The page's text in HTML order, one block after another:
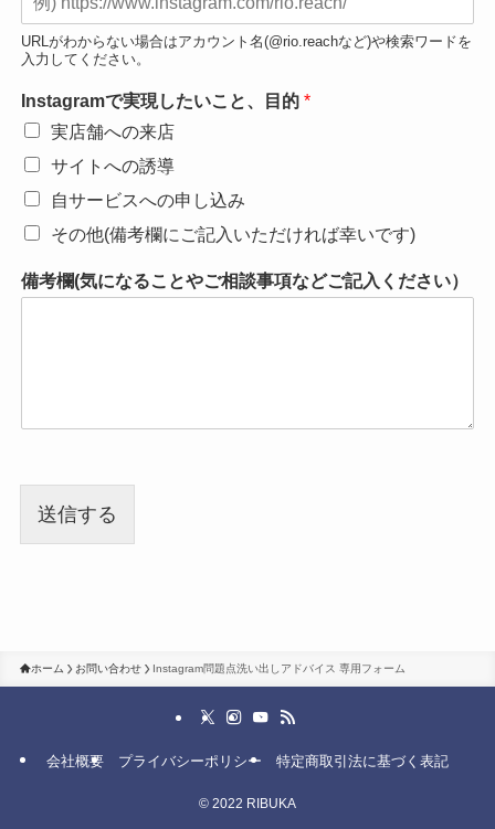
URLがわからない場合はアカウント名(@rio.reachなど)や検索ワードを
入力してください。
Instagramで実現したいこと、目的 *
実店舗への来店
サイトへの誘導
自サービスへの申し込み
その他(備考欄にご記入いただければ幸いです)
備考欄(気になることやご相談事項などご記入ください）
送信する
ホーム お問い合わせ Instagram問題点洗い出しアドバイス 専用フォーム
会社概要 プライバシーポリシー 特定商取引法に基づく表記
© 2022 RIBUKA